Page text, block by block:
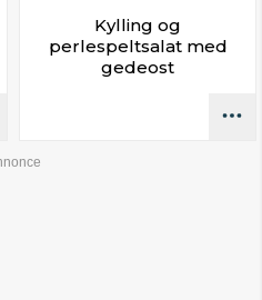
Kylling og
perlespeltsalat med
gedeost